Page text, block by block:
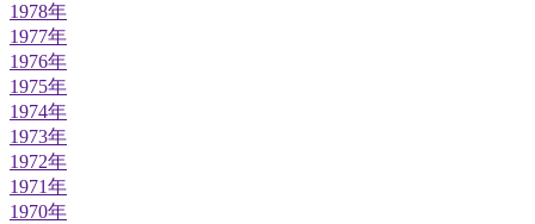
1978年
1977年
1976年
1975年
1974年
1973年
1972年
1971年
1970年